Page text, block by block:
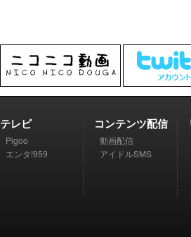
テレビ
Pigoo
エンタ!959
コンテンツ配信
動画配信
アイドルSMS